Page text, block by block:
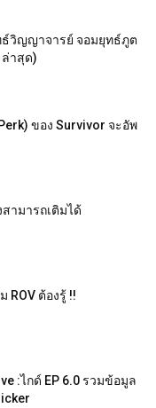
วิญญาจารย์ จอมยุทธ์ภูต
ล่าสุด)
ของ Survivor จะอัพ
สามารถเติมได้
ROV ต้องรู้ !!
:ไกด์ EP 6.0 รวมข้อมูล